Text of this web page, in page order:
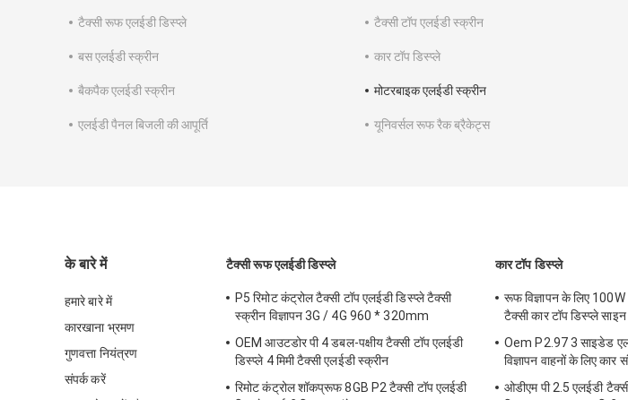
टैक्सी रूफ एलईडी डिस्प्ले टैक्सी टॉप एलईडी स्क्रीन
बस एलईडी स्क्रीन कार टॉप डिस्प्ले
बैकपैक एलईडी स्क्रीन मोटरबाइक एलईडी स्क्रीन
एलईडी पैनल बिजली की आपूर्ति यूनिवर्सल रूफ रैक ब्रैकेट्स
के बारे में
हमारे बारे में
कारखाना भ्रमण
गुणवत्ता नियंत्रण
संपर्क करें
टैक्सी रूफ एलईडी डिस्प्ले
P5 रिमोट कंट्रोल टैक्सी टॉप एलईडी डिस्प्ले टैक्सी
स्क्रीन विज्ञापन 3G / 4G 960 * 320mm
OEM आउटडोर पी 4 डबल-पक्षीय टैक्सी टॉप एलईडी
डिस्प्ले 4 मिमी टैक्सी एलईडी स्क्रीन
रिमोट कंट्रोल शॉकप्रूफ 8GB P2 टैक्सी टॉप एलईडी
कार टॉप डिस्प्ले
रूफ विज्ञापन के लिए
टैक्सी कार टॉप डिस्प्ले
Oem P2.97 3 साइडेड
विज्ञापन वाहनों के लिए
ओडीएम पी 2.5 एलईडी